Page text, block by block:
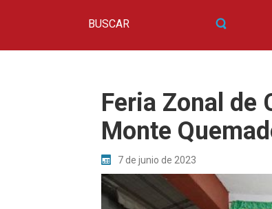
Feria Zonal de
Monte
7 de junio de 2023